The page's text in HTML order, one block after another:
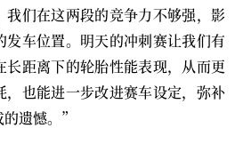
我们在这两段的竞争力不够强，影
发车位置。明天的冲刺赛让我们有
长距离下的轮胎性能表现，从而更
，也能进一步改进赛车设定，弥补
遗憾。”